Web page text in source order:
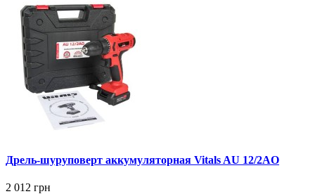
Дрель-шуруповерт аккумуляторная Vitals AU 12/2AO
2 012 грн